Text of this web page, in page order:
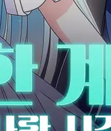
pressures of my
who is now the
support, I slowly
finding success in my
and me grows